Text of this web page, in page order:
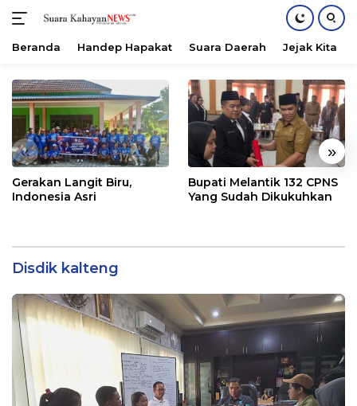
konten
Beranda Handep Hapakat Suara Daerah Jejak Kita
« »
Gerakan Langit Biru,
Indonesia Asri
Bupati Melantik 132 CPNS
Yang Sudah Dikukuhkan
Disdik kalteng